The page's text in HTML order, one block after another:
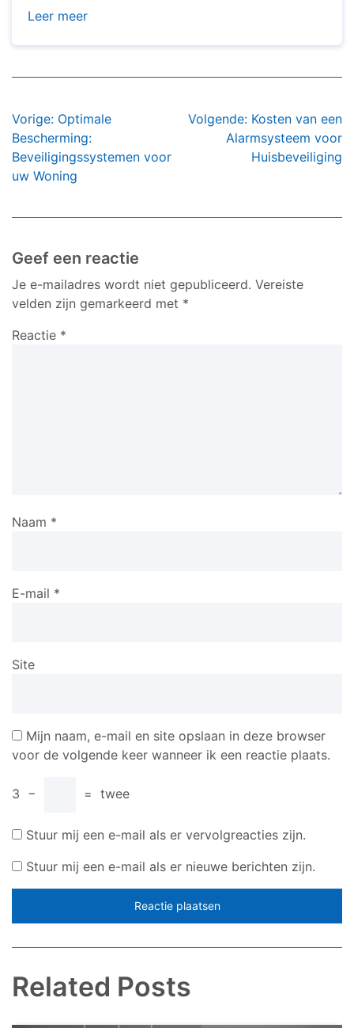
Leer meer
Bericht
navigatie
Vorige: Optimale
Bescherming:
Beveiligingssystemen voor
uw Woning
Volgende: Kosten van een
Alarmsysteem voor
Huisbeveiliging
Geef een reactie
Je e-mailadres wordt niet gepubliceerd. Vereiste
velden zijn gemarkeerd met *
Reactie *
Naam *
E-mail *
Site
Mijn naam, e-mail en site opslaan in deze browser
voor de volgende keer wanneer ik een reactie plaats.
3 − = twee
Stuur mij een e-mail als er vervolgreacties zijn.
Stuur mij een e-mail als er nieuwe berichten zijn.
Related Posts